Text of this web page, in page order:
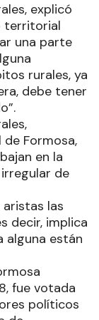
explicó
territorial
una parte
rurales, ya
debe tener
Formosa,
en la
de
aristas las
decir, implica
alguna están
fue votada
políticos